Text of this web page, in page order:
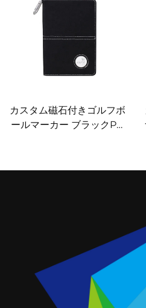
カスタム磁石付きゴルフボ
ールマーカー ブラックPU